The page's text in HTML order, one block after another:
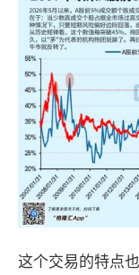
这个交易的特点